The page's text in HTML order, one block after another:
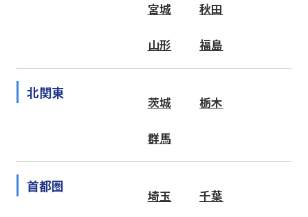
宮城 秋田
山形 福島
北関東
茨城 栃木
群馬
首都圏
埼玉 千葉